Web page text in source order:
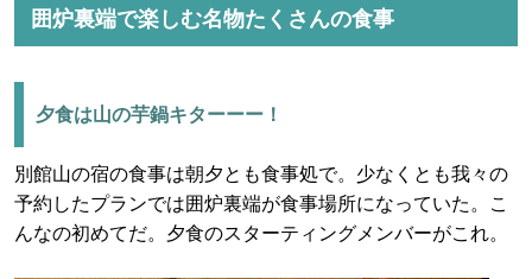
囲炉裏端で楽しむ名物たくさんの食事
夕食は山の芋鍋キターーー！
別館山の宿の食事は朝夕とも食事処で。少なくとも我々の
予約したプランでは囲炉裏端が食事場所になっていた。こ
んなの初めてだ。夕食のスターティングメンバーがこれ。